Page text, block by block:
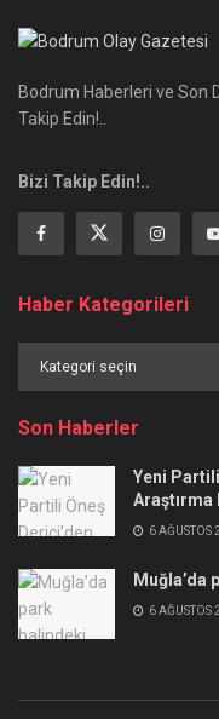
Bodrum Haberleri ve Son
Takip Edin!..
Bizi Takip Edin!..
Haber Kategorileri
Kategorileri
Son Haberler
Yeni Partili
Araştırma
6 AĞUSTOS
Muğla’da
6 AĞUSTOS